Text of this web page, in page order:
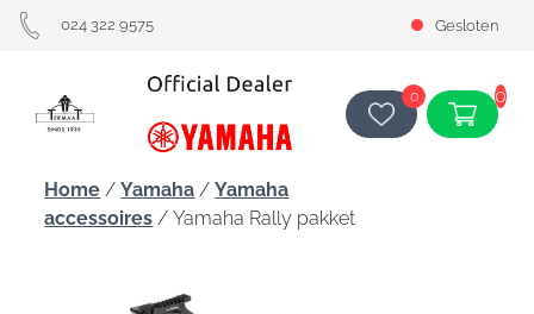
024 322 9575 Gesloten
0 0
Home /Yamaha /Yamaha
accessoires / Yamaha Rally pakket